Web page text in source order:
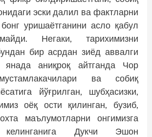
эски далил ва факт­ларни
уришаётганини асло қабул
Негаки, тарихимизни
бир асрдан зиёд аввалги
янада аниқроқ айтганда Чор
ва собиқ
йўғрилган, шубҳасизки,
оёқ ости қилинган, бузиб,
маълумотларни онгимизга
келинганига Дукчи Эшон